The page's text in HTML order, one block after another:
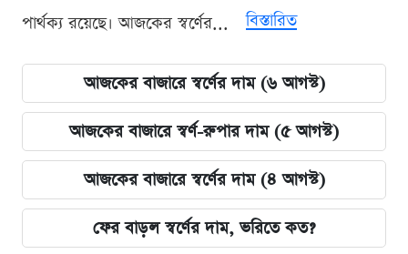
পার্থক্য রয়েছে। আজকের স্বর্ণের...
বিস্তারিত
আজকের বাজারে স্বর্ণের দাম (৬ আগস্ট)
আজকের বাজারে স্বর্ণ-রুপার দাম (৫ আগস্ট)
আজকের বাজারে স্বর্ণের দাম (৪ আগস্ট)
ফের বাড়ল স্বর্ণের দাম, ভরিতে কত?